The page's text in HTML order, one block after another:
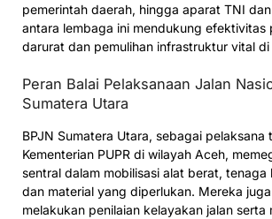
pemerintah daerah, hingga aparat TNI
antara lembaga ini mendukung efektivitas
darurat dan pemulihan infrastruktur vital
Peran Balai Pelaksanaan Jalan
Sumatera Utara
BPJN Sumatera Utara, sebagai pelaksana
Kementerian PUPR di wilayah Aceh,
sentral dalam mobilisasi alat berat, tenaga
dan material yang diperlukan. Mereka
melakukan penilaian kelayakan jalan serta